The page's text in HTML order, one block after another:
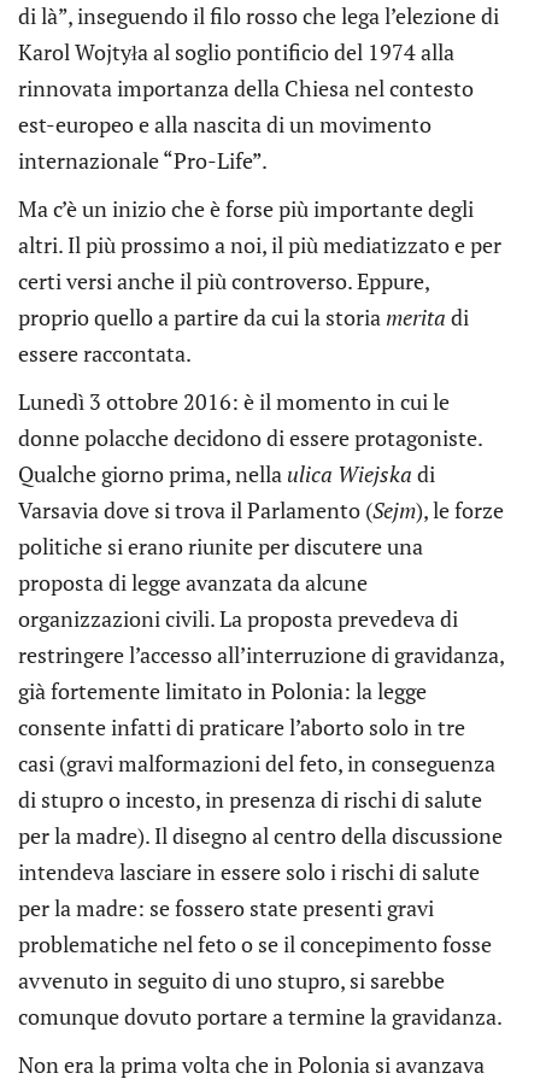
di là”, inseguendo il filo rosso che lega l’elezione di
Karol Wojtyła al soglio pontificio del 1974 alla
rinnovata importanza della Chiesa nel contesto
est-europeo e alla nascita di un movimento
internazionale “Pro-Life”.
Ma c’è un inizio che è forse più importante degli
altri. Il più prossimo a noi, il più mediatizzato e per
certi versi anche il più controverso. Eppure,
proprio quello a partire da cui la storiamerita di
essere raccontata.
Lunedì 3 ottobre 2016: è il momento in cui le
donne polacche decidono di essere protagoniste.
Qualche giorno prima, nella ulica Wiejska di
Varsavia dove si trova il Parlamento (Sejm), le forze
politiche si erano riunite per discutere una
proposta di legge avanzata da alcune
organizzazioni civili. La proposta prevedeva di
restringere l’accesso all’interruzione di gravidanza,
già fortemente limitato in Polonia: la legge
consente infatti di praticare l’aborto solo in tre
casi (gravi malformazioni del feto, in conseguenza
di stupro o incesto, in presenza di rischi di salute
per la madre). Il disegno al centro della discussione
intendeva lasciare in essere solo i rischi di salute
per la madre: se fossero state presenti gravi
problematiche nel feto o se il concepimento fosse
avvenuto in seguito di uno stupro, si sarebbe
comunque dovuto portare a termine la gravidanza.
Non era la prima volta che in Polonia si avanzava